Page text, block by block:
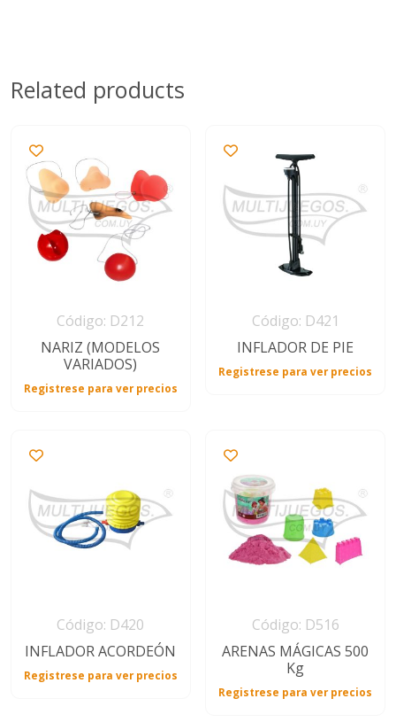
Related products
Código: D212
NARIZ (MODELOS
VARIADOS)
Registrese para ver precios
Código: D421
INFLADOR DE PIE
Registrese para ver precios
Código: D420
INFLADOR ACORDEÓN
Registrese para ver precios
Código: D516
ARENAS MÁGICAS 500
Kg
Registrese para ver precios